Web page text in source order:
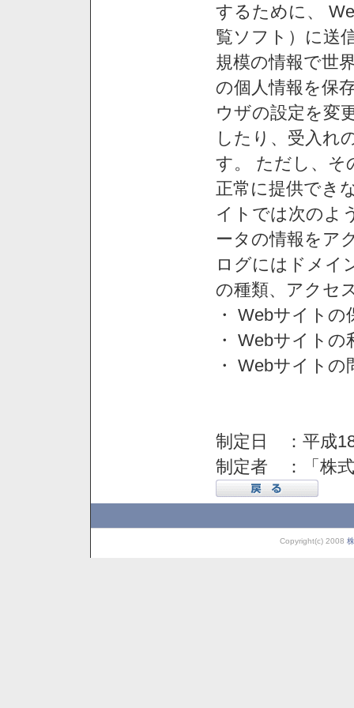
するために、
覧ソフト）に送
規模の情報で世
の個人情報を保
ウザの設定を変
したり、受入れ
す。 ただし、そ
正常に提供でき
イトでは次のよ
ータの情報をア
ログにはドメイ
の種類、アクセ
・ Webサイトの
・ Webサイト
・ Webサイト
制定日 ：平成
制定者 ：「株
Copyright(c) 2008